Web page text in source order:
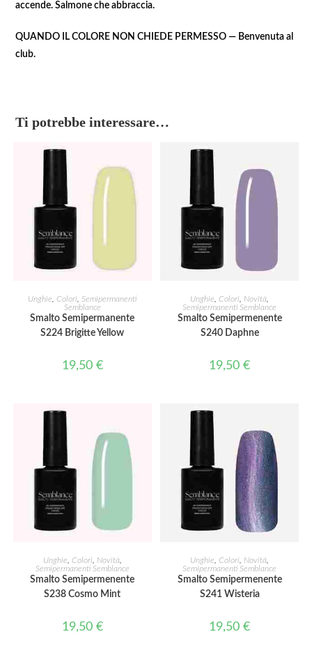
accende. Salmone che abbraccia.
QUANDO IL COLORE NON CHIEDE PERMESSO — Benvenuta al
club.
Ti potrebbe interessare…
AGGIUNGI AL CARRELLO
Unghie ,Colori
Semipermanenti
Semblance
Smalto Semipermanente
S224 Brigitte Yellow
19,50 €
AGGIUNGI AL CARRELLO
Unghie ,Colori Novità
Semipermanenti Semblance
Smalto Semipermenente
S240 Daphne
19,50€
AGGIUNGI AL CARRELLO
Unghie Colori Novità,
Semipermanenti Semblance
Smalto Semipermenente
S238 Cosmo Mint
19,50 €
AGGIUNGI AL CARRELLO
Unghie ,Colori Novità
Semipermanenti Semblance
Smalto Semipermenente
S241 Wisteria
19,50€